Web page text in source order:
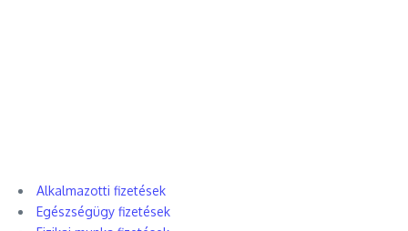
Alkalmazotti fizetések
Egészségügy fizetések